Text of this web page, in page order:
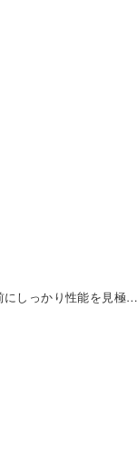
にしっかり性能を見極…